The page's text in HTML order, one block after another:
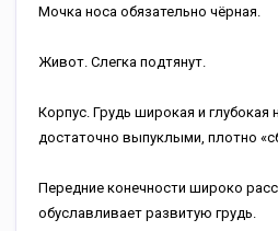
Мочка носа обязательно чёрная.
Живот. Слегка подтянут.
Корпус. Грудь широкая и глубокая
достаточно выпуклыми, плотно
Передние конечности широко
обуславливает развитую грудь.